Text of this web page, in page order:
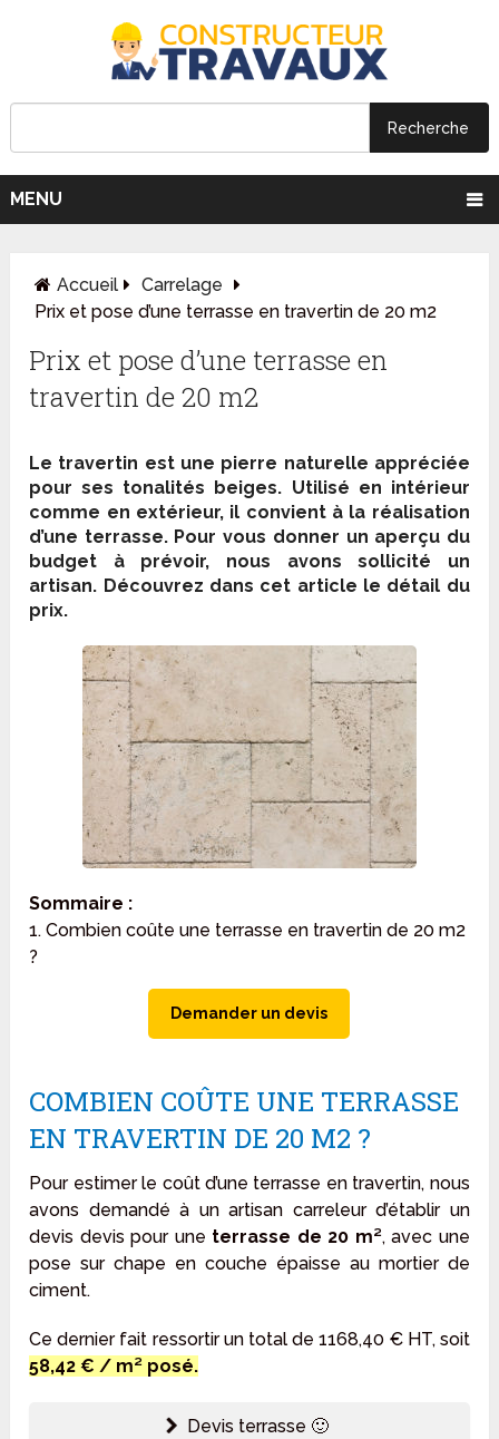
MENU
Accueil
Carrelage
Prix et pose d’une terrasse en travertin de 20 m2
Prix et pose d’une terrasse en
travertin de 20 m2
Le travertin est une pierre naturelle appréciée
pour ses tonalités beiges. Utilisé en intérieur
comme en extérieur, il convient à la réalisation
d’une terrasse. Pour vous donner un aperçu du
budget à prévoir, nous avons sollicité un
artisan. Découvrez dans cet article le détail du
prix.
Sommaire :
1. Combien coûte une terrasse en travertin de 20 m2
?
Demander un devis
COMBIEN COÛTE UNE TERRASSE
EN TRAVERTIN DE 20 M2 ?
Pour estimer le coût d’une terrasse en travertin, nous
avons demandé à un artisan carreleur d’établir un
devis devis pour une terrasse de 20 m², avec une
pose sur chape en couche épaisse au mortier de
ciment.
Ce dernier fait ressortir un total de 1168,40 € HT, soit
58,42 € / m² posé.
Devis terrasse 🙂